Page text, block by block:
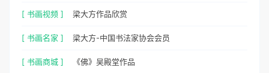
[ 书画视频 ] 梁大方作品欣赏
[ 书画名家 ] 梁大方-中国书法家协会会员
[ 书画商城 ] 《佛》吴殿堂作品